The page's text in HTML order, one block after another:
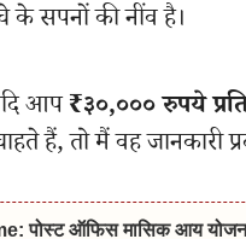
सपनों की नींव है।
आप₹३०,००० रुपये
हैं, तो मैं वह जानकारी
पोस्ट ऑफिस मासिक आय